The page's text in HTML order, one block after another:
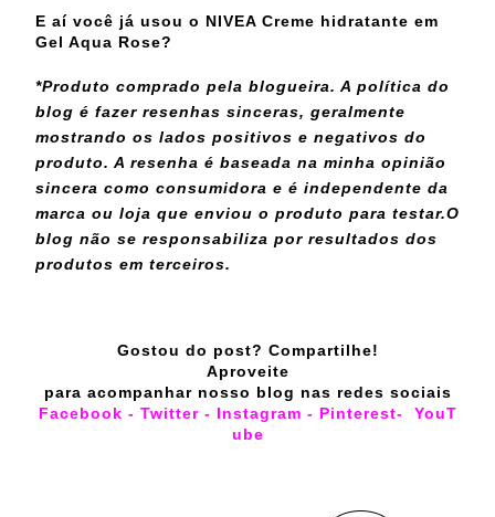
E aí você já usou o NIVEA Creme hidratante em
Gel Aqua Rose?
*Produto comprado pela blogueira. A política do
blog é fazer resenhas sinceras, geralmente
mostrando os lados positivos e negativos do
produto. A resenha é baseada na minha opinião
sincera como consumidora e é independente da
marca ou loja que enviou o produto para testar.O
blog não se responsabiliza por resultados dos
produtos em terceiros.
Gostou do post? Compartilhe!
Aproveite
para acompanhar nosso blog nas redes sociais
Facebook - Twitter- Instagram - Pinterest-
YouT
ube